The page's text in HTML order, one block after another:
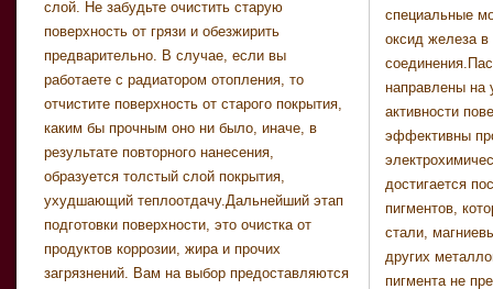
слой. Не забудьте очистить старую
поверхность от грязи и обезжирить
предварительно. В случае, если вы
работаете с радиатором отопления, то
отчистите поверхность от старого покрытия,
каким бы прочным оно ни было, иначе, в
результате повторного нанесения,
образуется толстый слой покрытия,
ухудшающий теплоотдачу.Дальнейший этап
подготовки поверхности, это очистка от
продуктов коррозии, жира и прочих
загрязнений. Вам на выбор предоставляются
специальные
оксид железа
направлены на
активности
эффективны
достигается
пигментов,
стали,
других
пигмента не
исчисляется массой
необходимой
квадратного
поверхности,
указано просто
метров,
литром краски,
той же
больших
пользователя.
виду